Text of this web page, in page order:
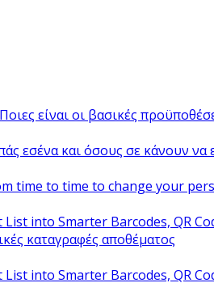
Ποιες είναι οι βασικές
εσένα και όσους σε κάνουν να
time to time to change your
καταγραφές αποθέματος